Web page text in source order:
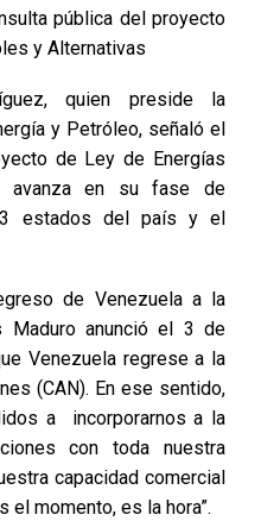
pública del proyecto
y Alternativas
quien preside la
y Petróleo, señaló el
de Ley de Energías
avanza en su fase de
estados del país y el
de Venezuela a la
Maduro anunció el 3 de
Venezuela regrese a la
(CAN). En ese sentido,
a incorporarnos a la
con toda nuestra
capacidad comercial
el momento, es la hora”.